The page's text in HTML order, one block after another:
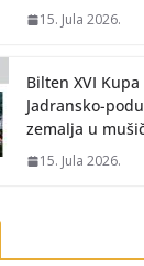
15. Jula 2026.
Bilten XVI Kupa
Jadransko-
zemalja u
15. Jula 2026.